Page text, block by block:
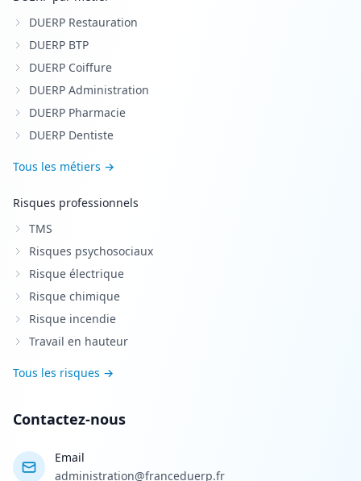
DUERP Restauration
DUERP BTP
DUERP Coiffure
DUERP Administration
DUERP Pharmacie
DUERP Dentiste
Tous les métiers →
Risques professionnels
TMS
Risques psychosociaux
Risque électrique
Risque chimique
Risque incendie
Travail en hauteur
Tous les risques →
Contactez-nous
Email
administration@franceduerp.fr